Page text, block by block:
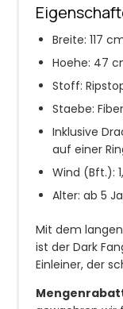
Breite: 117
Hoehe: 47
Stoff:
Staebe:
Inklusive
auf einer
Wind (Bft.):
Alter: ab 5
Mit dem
ist der Dark
Einleiner, der